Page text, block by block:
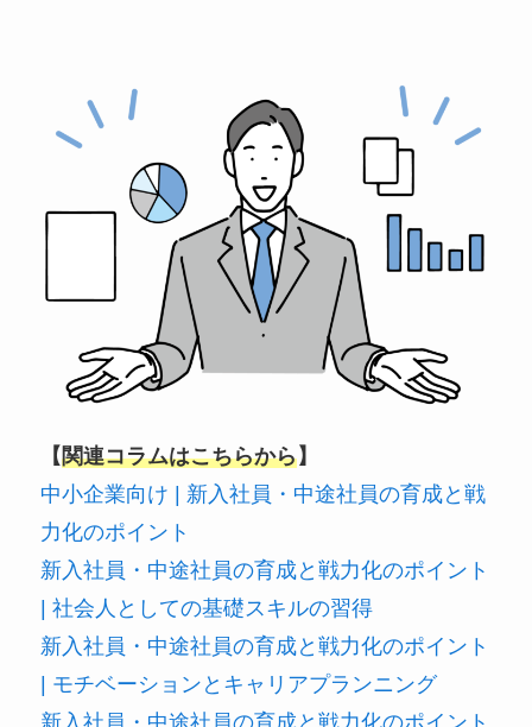
【関連コラムはこちらから】
中小企業向け | 新入社員・中途社員の育成と戦
力化のポイント
新入社員・中途社員の育成と戦力化のポイント
| 社会人としての基礎スキルの習得
新入社員・中途社員の育成と戦力化のポイント
| モチベーションとキャリアプランニング
新入社員・中途社員の育成と戦力化のポイント